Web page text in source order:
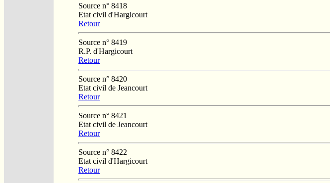
Source n° 8418
Etat civil d'Hargicourt
Retour
Source n° 8419
R.P. d'Hargicourt
Retour
Source n° 8420
Etat civil de Jeancourt
Retour
Source n° 8421
Etat civil de Jeancourt
Retour
Source n° 8422
Etat civil d'Hargicourt
Retour